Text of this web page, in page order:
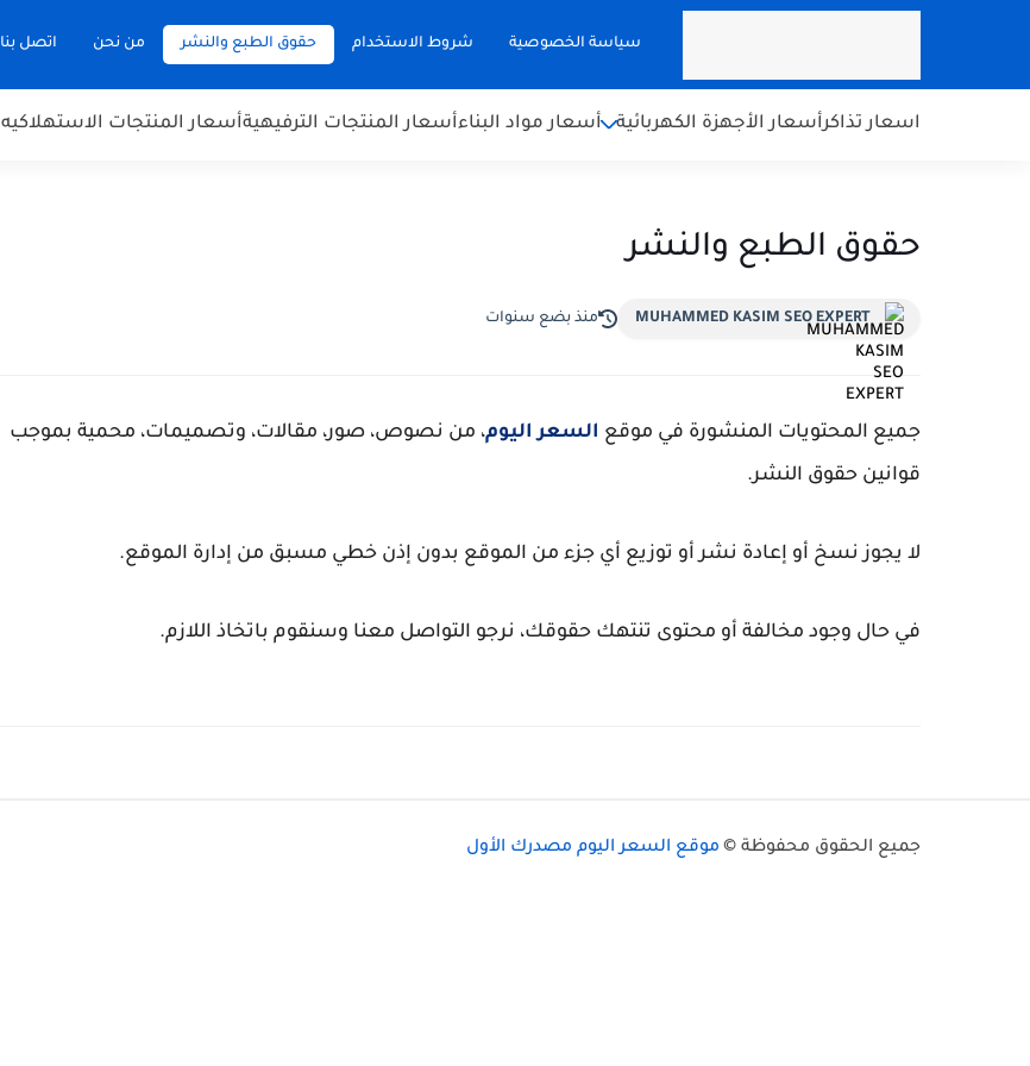
سياسة الخصوصية شروط الاستخدام حقوق الطبع والنشر من نحن اتصل بنا
اسعار تذاكرأسعار الأجهزة الكهربائية أسعار مواد البناءأسعار المنتجات الترفيهيةأسعار المنتجات الاستهلاكيه
حقوق الطبع والنشر
MUHAMMED KASIM SEO EXPERT منذ بضع سنوات
جميع المحتويات المنشورة في موقع السعر اليوم، من نصوص، صور، مقالات، وتصميمات، محمية بموجب
قوانين حقوق النشر.
لا يجوز نسخ أو إعادة نشر أو توزيع أي جزء من الموقع بدون إذن خطي مسبق من إدارة الموقع.
في حال وجود مخالفة أو محتوى تنتهك حقوقك، نرجو التواصل معنا وسنقوم باتخاذ اللازم.
جميع الحقوق محفوظة © موقع السعر اليوم مصدرك الأول